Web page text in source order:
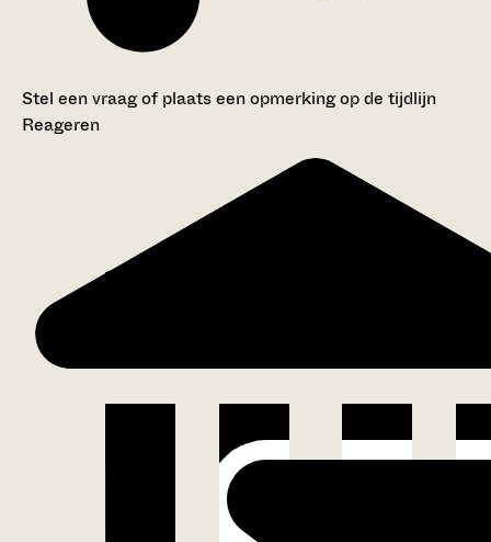
Stel een vraag of plaats een opmerking op de tijdlijn
Reageren